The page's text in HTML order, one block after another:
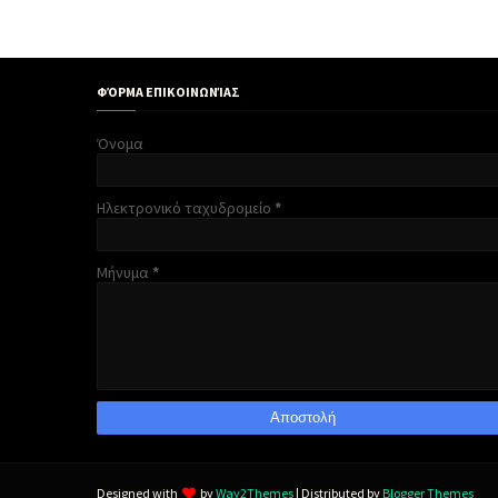
ΦΌΡΜΑ ΕΠΙΚΟΙΝΩΝΊΑΣ
Όνομα
Ηλεκτρονικό ταχυδρομείο *
Μήνυμα *
Designed with byWay2Themes | Distributed by Blogger Themes